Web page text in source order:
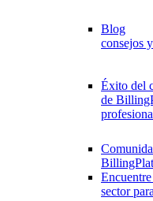
Blog
consejos
Éxito del
de
sector